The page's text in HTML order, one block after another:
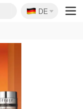
🇩🇪
DE